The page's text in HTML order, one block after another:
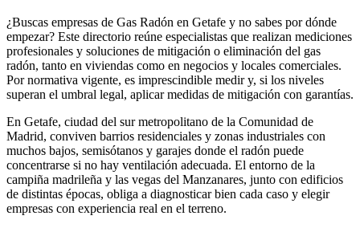
¿Buscas empresas de Gas Radón en Getafe y no sabes por dónde
empezar? Este directorio reúne especialistas que realizan mediciones
profesionales y soluciones de mitigación o eliminación del gas
radón, tanto en viviendas como en negocios y locales comerciales.
Por normativa vigente, es imprescindible medir y, si los niveles
superan el umbral legal, aplicar medidas de mitigación con garantías.
En Getafe, ciudad del sur metropolitano de la Comunidad de
Madrid, conviven barrios residenciales y zonas industriales con
muchos bajos, semisótanos y garajes donde el radón puede
concentrarse si no hay ventilación adecuada. El entorno de la
campiña madrileña y las vegas del Manzanares, junto con edificios
de distintas épocas, obliga a diagnosticar bien cada caso y elegir
empresas con experiencia real en el terreno.